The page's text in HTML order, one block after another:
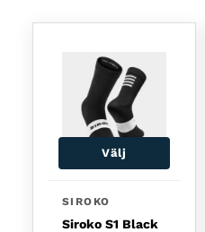
Välj
SIROKO
Siroko S1 Black